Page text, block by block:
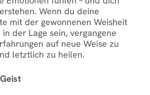
Wenn du deine
mit der gewonnenen Weisheit
der Lage sein, vergangene
auf neue Weise zu
letztlich zu heilen.